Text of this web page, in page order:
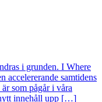
i grunden. I Where
accelererande samtidens
som pågår i våra
innehåll upp […]